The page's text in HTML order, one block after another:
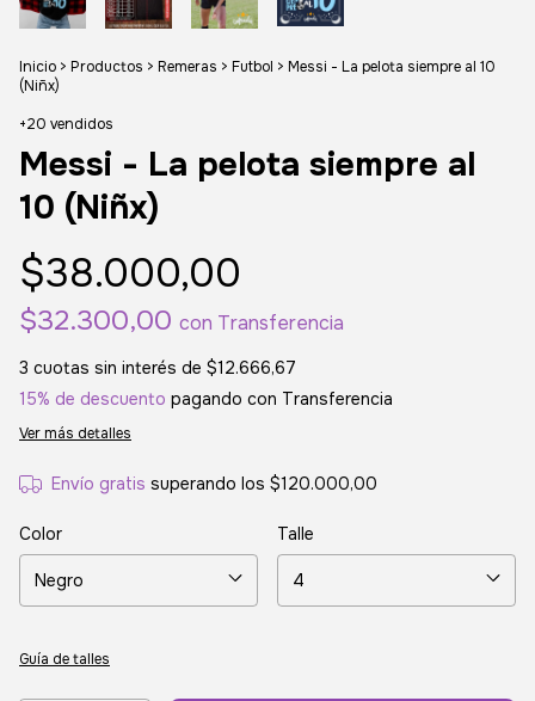
Inicio > Productos > Remeras > Futbol > Messi - La pelota siempre al 10
(Niñx)
+20 vendidos
Messi - La pelota siempre al
10 (Niñx)
$38.000,00
$32.300,00 con Transferencia
3 cuotas sin interés de $12.666,67
15% de descuento pagando con Transferencia
Ver más detalles
Envío gratis superando los $120.000,00
Color Talle
Guía de talles